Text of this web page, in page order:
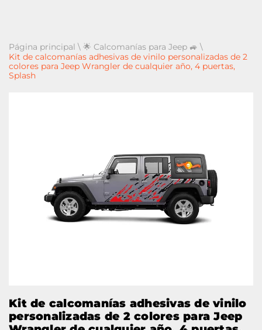
Página principal \ 🌟 Calcomanías para Jeep 🚙 \
Kit de calcomanías adhesivas de vinilo personalizadas de 2
colores para Jeep Wrangler de cualquier año, 4 puertas,
Splash
Kit de calcomanías adhesivas de vinilo
personalizadas de 2 colores para Jeep